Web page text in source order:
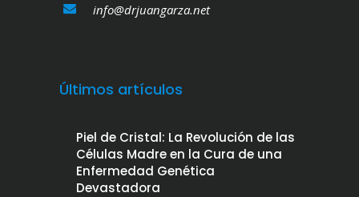
info@drjuangarza.net
Últimos artículos
Piel de Cristal: La Revolución de las
Células Madre en la Cura de una
Enfermedad Genética
Devastadora